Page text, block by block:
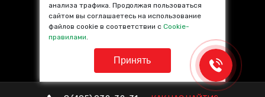
SALE %
Популярные товары
анализа трафика. Продолжая пользоваться
сайтом вы соглашаетесь на использование
файлов cookie в соответствии сCookie-
правилами.
Принять